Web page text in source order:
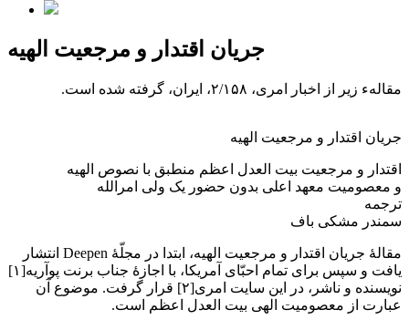
جریان اقتدار و مرجعیت الهیه
مقالهء زیر از اخبار امری، ۲/۱۵۸، ایران، گرفته شده است.
جریان اقتدار و مرجعیت الهیه
اقتدار و مرجعیت بیت العدل اعظم منطبق با نصوص الهیه
و معصومیت معهد اعلی بدون حضور یک ولی امرالله
ترجمه
سمندر مشکی باف
مقالۀ جریان اقتدار و مرجعیت الهیه، ابتدا در مجلّۀ Deepen انتشار
یافت و سپس برای تمام احبّای آمریکا، با اجازۀ جناب برنت پوآریه[۱]
نویسنده و ناشر، در این سایت امری[۲] قرار گرفت. موضوع آن
عبارت از معصومیت الهی بیت العدل اعظم است.